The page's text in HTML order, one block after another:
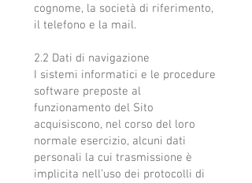
cognome, la società di riferimento,
il telefono e la mail.
2.2 Dati di navigazione
I sistemi informatici e le procedure
software preposte al
funzionamento del Sito
acquisiscono, nel corso del loro
normale esercizio, alcuni dati
personali la cui trasmissione è
implicita nell’uso dei protocolli di